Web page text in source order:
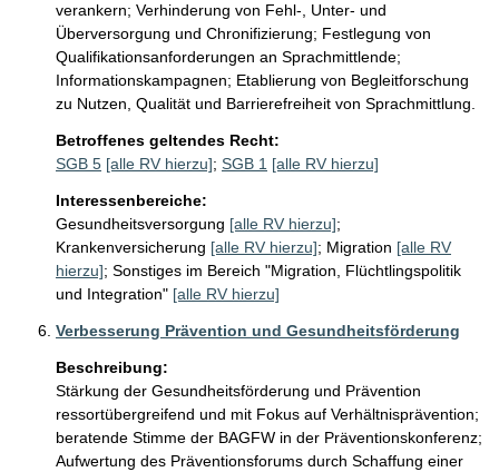
verankern; Verhinderung von Fehl-, Unter- und
Überversorgung und Chronifizierung; Festlegung von
Qualifikationsanforderungen an Sprachmittlende;
Informationskampagnen; Etablierung von Begleitforschung
zu Nutzen, Qualität und Barrierefreiheit von Sprachmittlung.
Betroffenes geltendes Recht:
SGB 5 [alle RV hierzu]; SGB 1 [alle RV hierzu]
Interessenbereiche:
Gesundheitsversorgung [alle RV hierzu];
Krankenversicherung [alle RV hierzu]; Migration [alle RV
hierzu]; Sonstiges im Bereich "Migration, Flüchtlingspolitik
und Integration" [alle RV hierzu]
Verbesserung Prävention und Gesundheitsförderung
Beschreibung:
Stärkung der Gesundheitsförderung und Prävention
ressortübergreifend und mit Fokus auf Verhältnisprävention;
beratende Stimme der BAGFW in der Präventionskonferenz;
Aufwertung des Präventionsforums durch Schaffung einer